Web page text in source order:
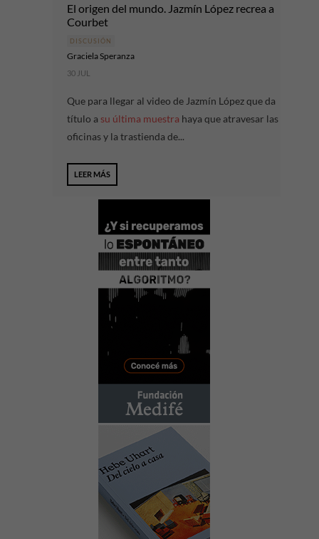
El origen del mundo. Jazmín López recrea a
Courbet
DISCUSIÓN
Graciela Speranza
30 JUL
Que para llegar al video de Jazmín López que da
título a su última muestra haya que atravesar las
oficinas y la trastienda de...
LEER MÁS